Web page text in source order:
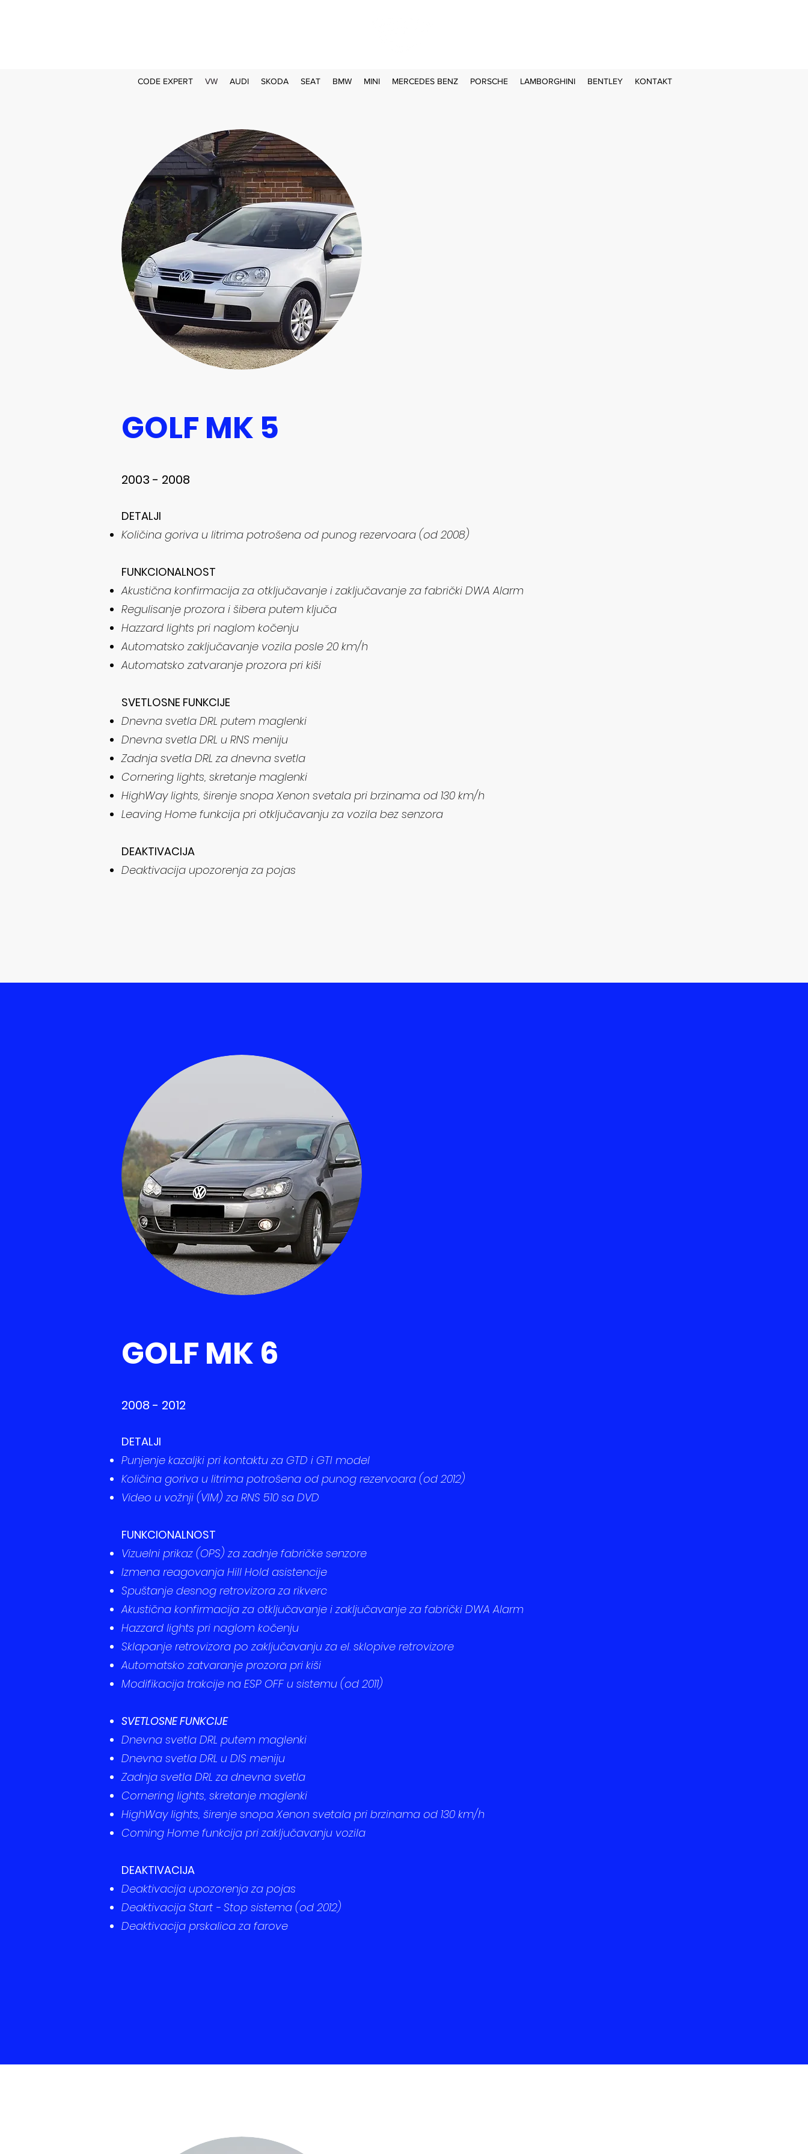
CODE EXPERT VW AUDI SKODA SEAT BMW MINI MERCEDES BENZ PORSCHE LAMBORGHINI BENTLEY KONTAKT
GOLF MK 5
2003 - 2008
DETALJI​​
Količina goriva u litrima potrošena od punog rezervoara (od 2008)
FUNKCIONALNOST
​Akustična konfirmacija za otključavanje i zaključavanje za fabrički DWA Alarm
Regulisanje prozora i šibera putem ključa
Hazzard lights pri naglom kočenju
Automatsko zaključavanje vozila posle 20 km/h
Automatsko zatvaranje prozora pri kiši
​​SVETLOSNE FUNKCIJE
Dnevna svetla DRL putem maglenki
Dnevna svetla DRL u RNS meniju
Zadnja svetla DRL za dnevna svetla
​​Cornering lights, skretanje maglenki
HighWay lights, širenje snopa Xenon svetala pri brzinama od 130 km/h
Leaving Home funkcija pri otključavanju za vozila bez senzora
​DEAKTIVACIJA
Deaktivacija upozorenja za pojas​​
GOLF MK 6
2008 - 2012
​DETALJI
Punjenje kazaljki pri kontaktu za GTD i GTI model
Količina goriva u litrima potrošena od punog rezervoara (od 2012)
Video u vožnji (VIM) za RNS 510 sa DVD
​​FUNKCIONALNOST​
​Vizuelni prikaz (OPS) za zadnje fabričke senzore
Izmena reagovanja Hill Hold asistencije
Spuštanje desnog retrovizora za rikverc
Akustična konfirmacija za otključavanje i zaključavanje za fabrički DWA Alarm
Hazzard lights pri naglom kočenju
Sklapanje retrovizora po zaključavanju za el. sklopive retrovizore
Automatsko zatvaranje prozora pri kiši
Modifikacija trakcije na ESP OFF u sistemu (od 2011)
​​SVETLOSNE FUNKCIJE
Dnevna svetla DRL putem maglenki
Dnevna svetla DRL u DIS meniju
Zadnja svetla DRL za dnevna svetla
​​Cornering lights, skretanje maglenki
HighWay lights, širenje snopa Xenon svetala pri brzinama od 130 km/h
Coming Home funkcija pri zaključavanju vozila
DEAKTIVACIJA
Deaktivacija upozorenja za pojas
Deaktivacija Start - Stop sistema (od 2012)
Deaktivacija prskalica za farove